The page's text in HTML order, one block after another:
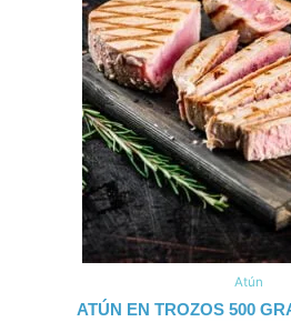
Atún
ATÚN EN TROZOS 500